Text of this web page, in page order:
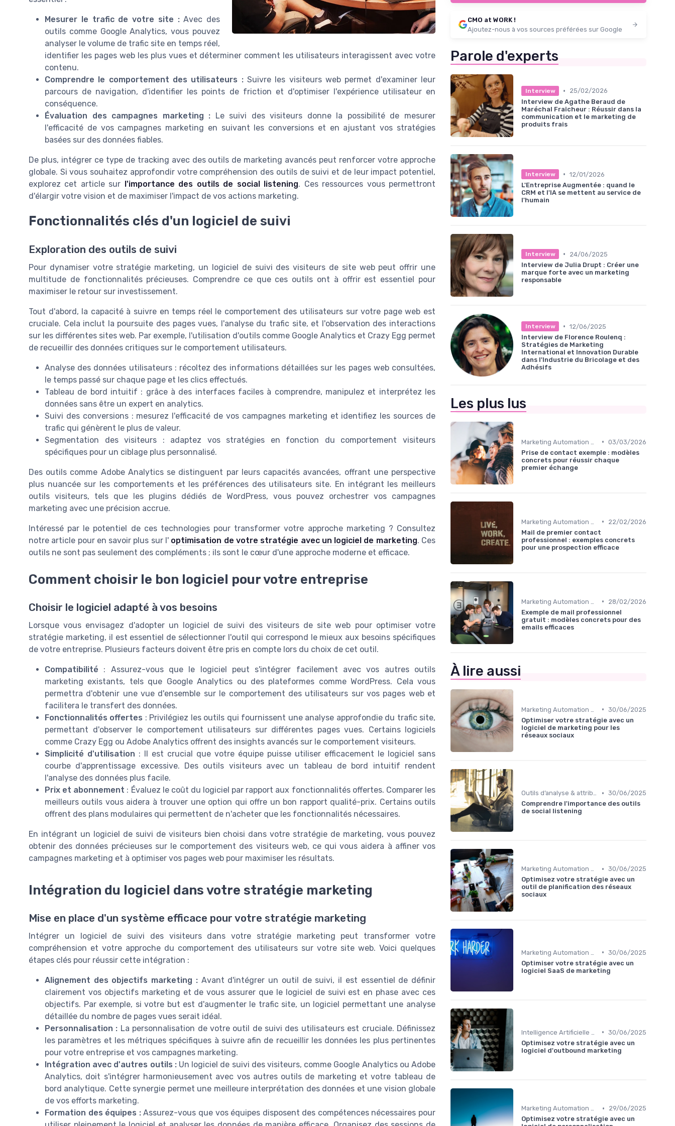
Mesurer le trafic de votre site :Avec des
outils comme Google Analytics, vous pouvez
analyser le volume de trafic site en temps réel,
identifier les pages web les plus vues et déterminer comment les utilisateurs interagissent avec votre
contenu.
Comprendre le comportement des utilisateurs : Suivre les visiteurs web permet d'examiner leur
parcours de navigation, d'identifier les points de friction et d'optimiser l'expérience utilisateur en
conséquence.
Évaluation des campagnes marketing :
Le suivi des visiteurs donne la possibilité de mesurer
l'efficacité de vos campagnes marketing en suivant les conversions et en ajustant vos stratégies
basées sur des données fiables.
De plus, intégrer ce type de tracking avec des outils de marketing avancés peut renforcer votre approche
globale. Si vous souhaitez approfondir votre compréhension des outils de suivi et de leur impact potentiel,
explorez cet article sur
l'importance des outils de social listening. Ces ressources vous permettront
d'élargir votre vision et de maximiser l'impact de vos actions marketing.
Fonctionnalités clés d'un logiciel de suivi
Exploration des outils de suivi
Pour dynamiser votre stratégie marketing, un logiciel de suivi des visiteurs de site web peut offrir une
multitude de fonctionnalités précieuses. Comprendre ce que ces outils ont à offrir est essentiel pour
maximiser le retour sur investissement.
Tout d'abord, la capacité à suivre en temps réel le comportement des utilisateurs sur votre page web est
cruciale. Cela inclut la poursuite des pages vues, l'analyse du trafic site, et l'observation des interactions
sur les différentes sites web. Par exemple, l'utilisation d'outils comme Google Analytics et Crazy Egg permet
de recueillir des données critiques sur le comportement utilisateurs.
Analyse des données utilisateurs : récoltez des informations détaillées sur les pages web consultées,
le temps passé sur chaque page et les clics effectués.
Tableau de bord intuitif : grâce à des interfaces faciles à comprendre, manipulez et interprétez les
données sans être un expert en analytics.
Suivi des conversions : mesurez l'efficacité de vos campagnes marketing et identifiez les sources de
trafic qui génèrent le plus de valeur.
Segmentation des visiteurs : adaptez vos stratégies en fonction du comportement visiteurs
spécifiques pour un ciblage plus personnalisé.
Des outils comme Adobe Analytics se distinguent par leurs capacités avancées, offrant une perspective
plus nuancée sur les comportements et les préférences des utilisateurs site. En intégrant les meilleurs
outils visiteurs, tels que les plugins dédiés de WordPress, vous pouvez orchestrer vos campagnes
marketing avec une précision accrue.
Intéressé par le potentiel de ces technologies pour transformer votre approche marketing ? Consultez
notre article pour en savoir plus sur l' optimisation de votre stratégie avec un logiciel de marketing. Ces
outils ne sont pas seulement des compléments ; ils sont le cœur d'une approche moderne et efficace.
Comment choisir le bon logiciel pour votre entreprise
Choisir le logiciel adapté à vos besoins
Lorsque vous envisagez d'adopter un logiciel de suivi des visiteurs de site web pour optimiser votre
stratégie marketing, il est essentiel de sélectionner l'outil qui correspond le mieux aux besoins spécifiques
de votre entreprise. Plusieurs facteurs doivent être pris en compte lors du choix de cet outil.
Compatibilité : Assurez-vous que le logiciel peut s'intégrer facilement avec vos autres outils
marketing existants, tels que Google Analytics ou des plateformes comme WordPress. Cela vous
permettra d'obtenir une vue d'ensemble sur le comportement des utilisateurs sur vos pages web et
facilitera le transfert des données.
Fonctionnalités offertes : Privilégiez les outils qui fournissent une analyse approfondie du trafic site,
permettant d'observer le comportement utilisateurs sur différentes pages vues. Certains logiciels
comme Crazy Egg ou Adobe Analytics offrent des insights avancés sur le comportement visiteurs.
Simplicité d'utilisation : Il est crucial que votre équipe puisse utiliser efficacement le logiciel sans
courbe d'apprentissage excessive. Des outils visiteurs avec un tableau de bord intuitif rendent
l'analyse des données plus facile.
Prix et abonnement : Évaluez le coût du logiciel par rapport aux fonctionnalités offertes. Comparer les
meilleurs outils vous aidera à trouver une option qui offre un bon rapport qualité-prix. Certains outils
offrent des plans modulaires qui permettent de n'acheter que les fonctionnalités nécessaires.
En intégrant un logiciel de suivi de visiteurs bien choisi dans votre stratégie de marketing, vous pouvez
obtenir des données précieuses sur le comportement des visiteurs web, ce qui vous aidera à affiner vos
campagnes marketing et à optimiser vos pages web pour maximiser les résultats.
Intégration du logiciel dans votre stratégie marketing
Mise en place d'un système efficace pour votre stratégie marketing
Intégrer un logiciel de suivi des visiteurs dans votre stratégie marketing peut transformer votre
compréhension et votre approche du comportement des utilisateurs sur votre site web. Voici quelques
étapes clés pour réussir cette intégration :
Alignement des objectifs marketing :Avant d'intégrer un outil de suivi, il est essentiel de définir
clairement vos objectifs marketing et de vous assurer que le logiciel de suivi est en phase avec ces
objectifs. Par exemple, si votre but est d'augmenter le trafic site, un logiciel permettant une analyse
détaillée du nombre de pages vues serait idéal.
Personnalisation : La personnalisation de votre outil de suivi des utilisateurs est cruciale. Définissez
les paramètres et les métriques spécifiques à suivre afin de recueillir les données les plus pertinentes
pour votre entreprise et vos campagnes marketing.
Intégration avec d'autres outils :Un logiciel de suivi des visiteurs, comme Google Analytics ou Adobe
Analytics, doit s'intégrer harmonieusement avec vos autres outils de marketing et votre tableau de
bord analytique. Cette synergie permet une meilleure interprétation des données et une vision globale
de vos efforts marketing.
Formation des équipes :Assurez-vous que vos équipes disposent des compétences nécessaires pour
CMO at WORK !
Ajoutez-nous à vos sources préférées sur Google
Parole d'experts
Interview •
25/02/2026
Interview de Agathe Beraud de
Maréchal Fraîcheur : Réussir dans la
communication et le marketing de
produits frais
Interview • 12/01/2026
L'Entreprise Augmentée : quand le
CRM et l'IA se mettent au service de
l'humain
Interview •
24/06/2025
Interview de Julia Drupt : Créer une
marque forte avec un marketing
responsable
Interview • 12/06/2025
Interview de Florence Roulenq :
Stratégies de Marketing
International et Innovation Durable
dans l'Industrie du Bricolage et des
Adhésifs
Les plus lus
• 03/03/2026
Prise de contact exemple : modèles
concrets pour réussir chaque
premier échange
•
22/02/2026
Mail de premier contact
professionnel : exemples concrets
pour une prospection efficace
•
28/02/2026
Exemple de mail professionnel
gratuit : modèles concrets pour des
emails efficaces
À lire aussi
• 30/06/2025
Optimiser votre stratégie avec un
logiciel de marketing pour les
réseaux sociaux
Outils d’analyse & attribution • 30/06/2025
Comprendre l'importance des outils
de social listening
Marketing Automation & CRM • 30/06/2025
Optimisez votre stratégie avec un
outil de planification des réseaux
sociaux
• 30/06/2025
Optimiser votre stratégie avec un
logiciel SaaS de marketing
• 30/06/2025
Optimisez votre stratégie avec un
logiciel d'outbound marketing
Marketing Automation & CRM •
29/06/2025
Optimisez votre stratégie avec un